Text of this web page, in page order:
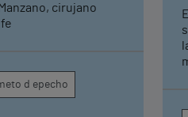
cirujano
d epecho